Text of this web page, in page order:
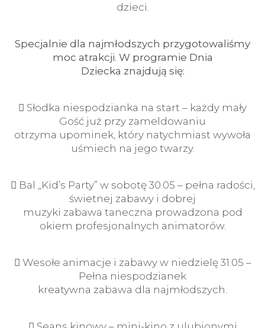
dzieci.
Specjalnie dla najmłodszych przygotowaliśmy
moc atrakcji. W programie Dnia
Dziecka znajdują się:
 Słodka niespodzianka na start – każdy mały
Gość już przy zameldowaniu
otrzyma upominek, który natychmiast wywoła
uśmiech na jego twarzy.
 Bal „Kid’s Party” w sobotę 30.05 – pełna radości,
świetnej zabawy i dobrej
muzyki zabawa taneczna prowadzona pod
okiem profesjonalnych animatorów.
 Wesołe animacje i zabawy w niedzielę 31.05 –
Pełna niespodzianek
kreatywna zabawa dla najmłodszych.